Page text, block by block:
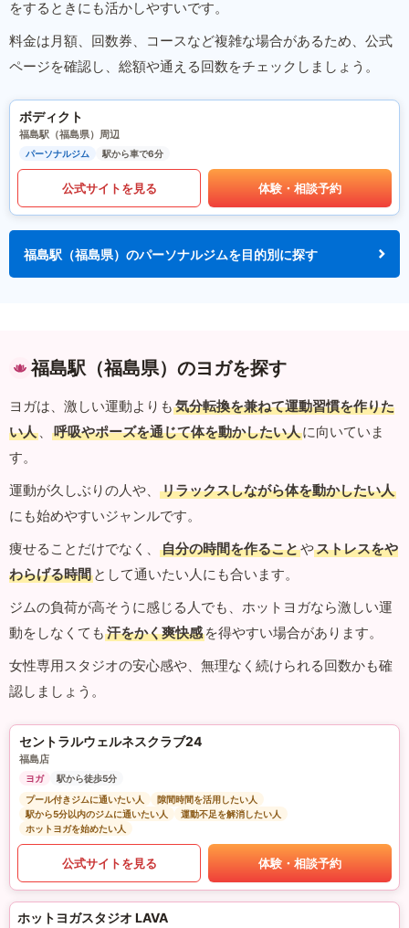
をするときにも活かしやすいです。
料金は月額、回数券、コースなど複雑な場合があるため、公式
ページを確認し、総額や通える回数をチェックしましょう。
ボディクト
福島駅（福島県）周辺
パーソナルジム 駅から車で6分
公式サイトを見る 体験・相談予約
福島駅（福島県）のパーソナルジムを目的別に探す
福島駅（福島県）のヨガを探す
ヨガは、激しい運動よりも 気分転換を兼ねて運動習慣を作りた
い人 、 呼吸やポーズを通じて体を動かしたい人に向いていま
す。
運動が久しぶりの人や、
リラックスしながら体を動かしたい人
にも始めやすいジャンルです。
痩せることだけでなく、
自分の時間を作ることやストレスをや
わらげる時間 として通いたい人にも合います。
ジムの負荷が高そうに感じる人でも、ホットヨガなら激しい運
動をしなくても 汗をかく爽快感 を得やすい場合があります。
女性専用スタジオの安心感や、無理なく続けられる回数かも確
認しましょう。
セントラルウェルネスクラブ24
福島店
ヨガ
駅から徒歩5分
プール付きジムに通いたい人
隙間時間を活用したい人
駅から5分以内のジムに通いたい人
運動不足を解消したい人
ホットヨガを始めたい人
公式サイトを見る 体験・相談予約
ホットヨガスタジオ LAVA